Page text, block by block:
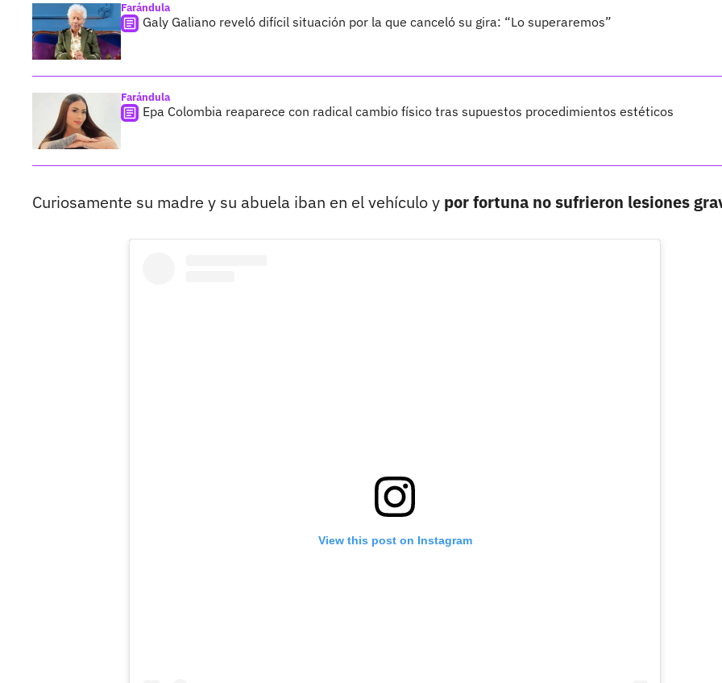
Farándula
Galy Galiano reveló difícil situación por la que canceló su gira: “Lo superaremos”
Farándula
Epa Colombia reaparece con radical cambio físico tras supuestos procedimientos estéticos
Curiosamente su madre y su abuela iban en el vehículo y por fortuna no sufrieron lesiones
View this post on Instagram